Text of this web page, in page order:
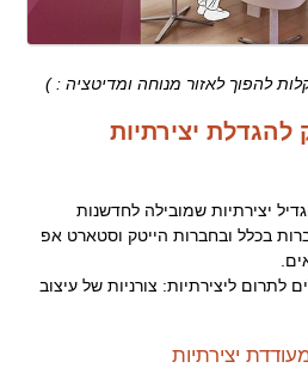
להפוך לאזור מנוחה ומדיטציה : )
להגדלת יצירתיות
יצירתיות שמובילה לחדשנות
בכלל ובחברות הייטק וסטארט אפ
לתרום ליצירתיות: צורניות של עיצוב
יצירתיות